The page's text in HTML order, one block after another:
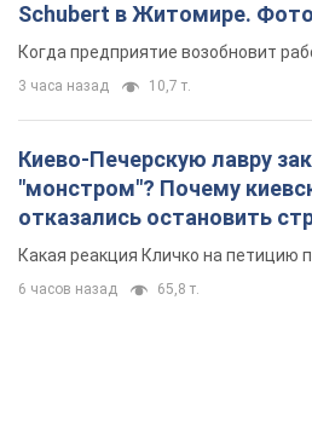
Schubert в Житомире. Фото
Когда предприятие возобновит
3 часа назад 10,7 т.
Киево-Печерскую лавру
"монстром"? Почему
отказались остановить
небоскреба "московского
Какая реакция Кличко на петицию
6 часов назад 65,8 т.